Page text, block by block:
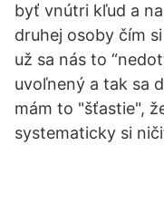
byť vnútri kľud a
druhej osoby čím
už sa nás to
uvoľnený a tak sa
mám to "šťastie",
systematicky si